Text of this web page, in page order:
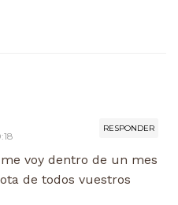
RESPONDER
me voy dentro de un mes
de todos vuestros